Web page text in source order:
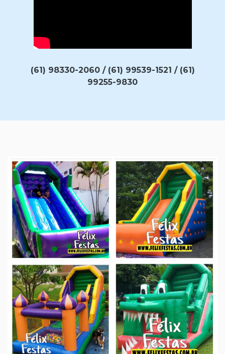
(61) 98330-2060 / (61) 99539-1521 / (61)
99255-9830